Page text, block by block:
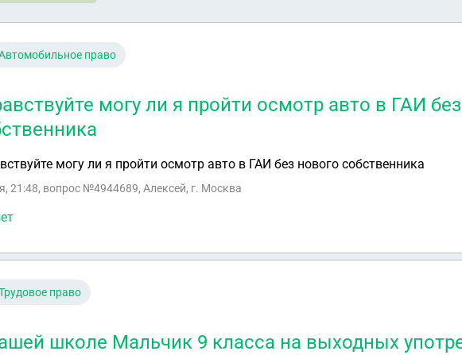
право
могу ли я пройти осмотр авто в ГАИ
могу ли я пройти осмотр авто в ГАИ без нового собственника
21:48, вопрос №4944689, Алексей, г. Москва
право
школе Мальчик 9 класса на выходных